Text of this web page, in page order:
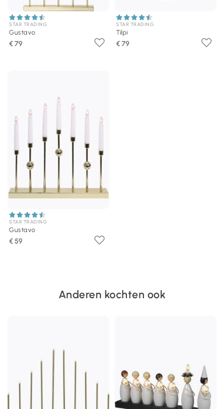
STAR TRADING
Gustavo
€ 79
STAR TRADING
Tilpi
€ 79
STAR TRADING
Gustavo
€ 59
Anderen kochten ook